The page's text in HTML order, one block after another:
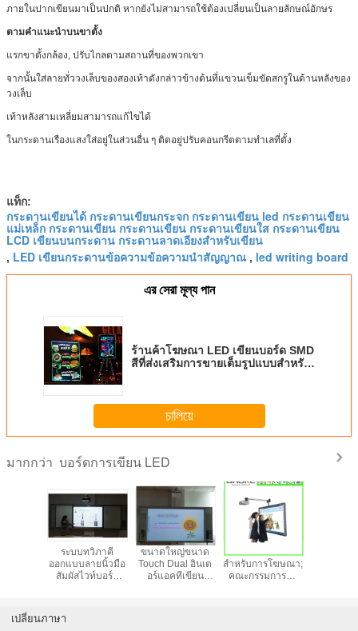
ภายในปากเขียนมาเป็นปกติ หากยังไม่สามารถใช้ต้องเปลี่ยนเป็นลายลักษณ์อักษร
ตามคำแนะนำบนขาตั้ง
แรกขาตั้งกล้อง, ปรับไกลตามสถานที่ของพวกเขา
จากนั้นใส่ลายทั่ววงเล็บของสองเท้าดังกล่าวข้างต้นที่แขวนเข็มขัดสกรูในด้านหลังของ
วงเล็บ
เท้าหลังสามเหลี่ยมสามารถแก้ไขได้
ในกระดานเรืองแสงใส่อยู่ในส่วนอื่น ๆ ติดอยู่ปรับคอนกรีตตามทำเลที่ตั้ง
แท็ก:
กระดานเขียนได้ กระดานเขียนกระจก กระดานเขียน led กระดานเขียน
แม่เหล็ก กระดานเขียน กระดานเขียน กระดานเขียนใส กระดานเขียน
LCD เขียนบนกระดาน กระดานลาดเอียงสำหรับเขียน
, LED เขียนกระดานข้อความข้อความนำสัญญาณ , led writing board
এর সেরা মূল্য পান
ร้านค้าโฆษณา LED เขียนบอร์ด SMD
สีที่ส่งเสริมการขายเต็มรูปแบบสำหรับ
চালিয়ে
มากกว่า บอร์ดการเขียน LED
ระบบทวิภาคี
ออกแบบลายนิ้วมือ
สัมผัสไวท์บอร์ด
ขนาดใหญ่ขนาด
Touch Dual อินเต
อร์แอคทีเขียน
LED เขียนกระดาน
สำหรับการโฆษณา;
คณะกรรมการนำ
เปลี่ยนภาษา